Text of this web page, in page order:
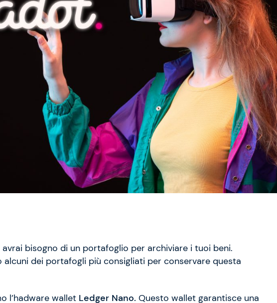
bisogno di un portafoglio per archiviare i tuoi beni.
dei portafogli più consigliati per conservare questa
l’hadware walletLedger Nano. Questo wallet garantisce una